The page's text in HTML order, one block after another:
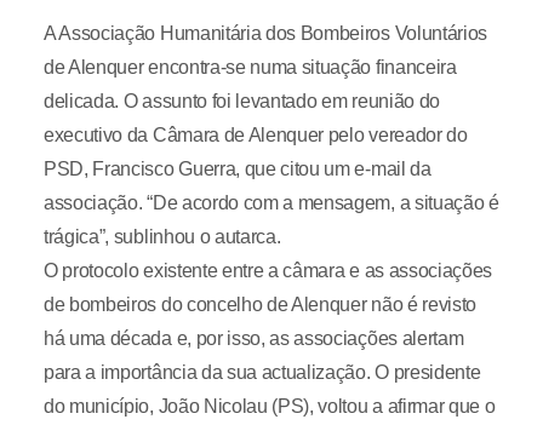
A Associação Humanitária dos Bombeiros Voluntários
de Alenquer encontra-se numa situação financeira
delicada. O assunto foi levantado em reunião do
executivo da Câmara de Alenquer pelo vereador do
PSD, Francisco Guerra, que citou um e-mail da
associação. “De acordo com a mensagem, a situação é
trágica”, sublinhou o autarca.
O protocolo existente entre a câmara e as associações
de bombeiros do concelho de Alenquer não é revisto
há uma década e, por isso, as associações alertam
para a importância da sua actualização. O presidente
do município, João Nicolau (PS), voltou a afirmar que o